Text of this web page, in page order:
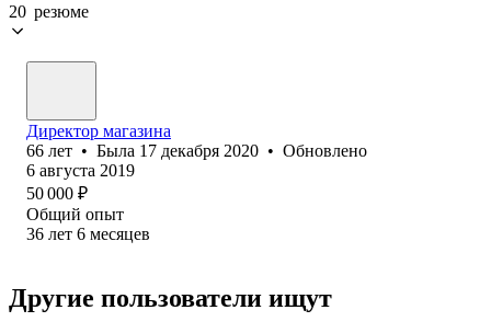
20 резюме
Директор магазина
66 лет • Была 17 декабря 2020 • Обновлено
6 августа 2019
50 000 ₽
Общий опыт
36 лет 6 месяцев
Другие пользователи ищут